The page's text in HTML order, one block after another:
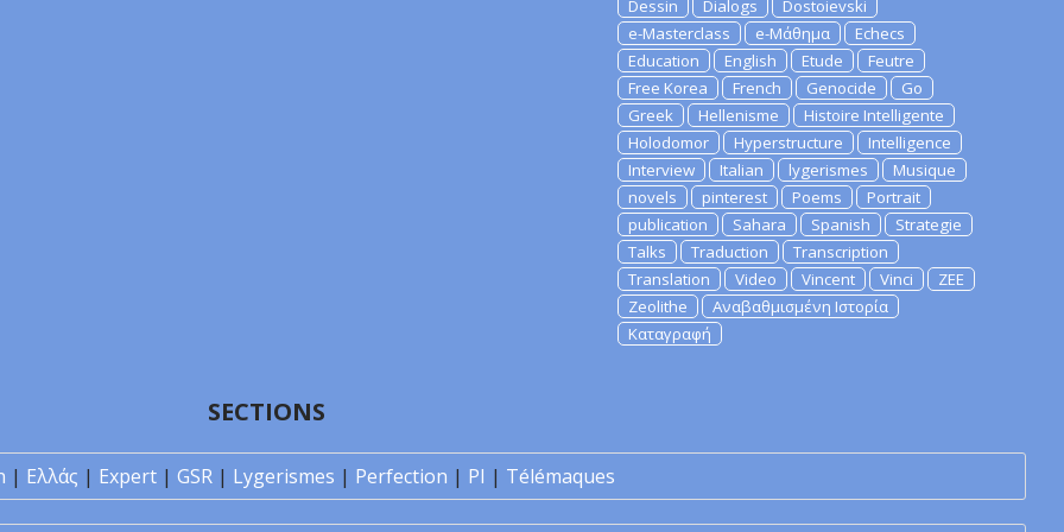
Dessin
Dialogs
Dostoievski
e-Masterclass
e-Μάθημα
Echecs
Education
English Etude
Feutre
Free Korea
French Genocide
Go
Greek
Hellenisme
Histoire Intelligente
Holodomor
Hyperstructure
Intelligence
Interview
Italian lygerismes
Musique
novels
pinterest Poems
Portrait
publication
Sahara Spanish
Strategie
Talks
Traduction
Transcription
Translation
Video Vincent Vinci
ZEE
Zeolithe
Αναβαθμισμένη Ιστορία
Καταγραφή
SECTIONS
| Ελλάς | Expert | GSR | Lygerismes | Perfection | PI | Télémaques